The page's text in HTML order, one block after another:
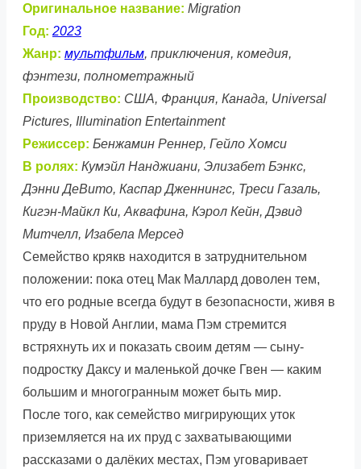
Оригинальное название: Migration
Год: 2023
Жанр: мультфильм, приключения, комедия,
фэнтези, полнометражный
Производство: США, Франция, Канада, Universal
Pictures, Illumination Entertainment
Режиссер: Бенжамин Реннер, Гейло Хомси
В ролях: Кумэйл Нанджиани, Элизабет Бэнкс,
Дэнни ДеВито, Каспар Дженнингс, Треси Газаль,
Кигэн-Майкл Ки, Аквафина, Кэрол Кейн, Дэвид
Митчелл, Изабела Мерсед
Семейство крякв находится в затруднительном
положении: пока отец Мак Маллард доволен тем,
что его родные всегда будут в безопасности, живя в
пруду в Новой Англии, мама Пэм стремится
встряхнуть их и показать своим детям — сыну-
подростку Даксу и маленькой дочке Гвен — каким
большим и многогранным может быть мир.
После того, как семейство мигрирующих уток
приземляется на их пруд с захватывающими
рассказами о далёких местах, Пэм уговаривает